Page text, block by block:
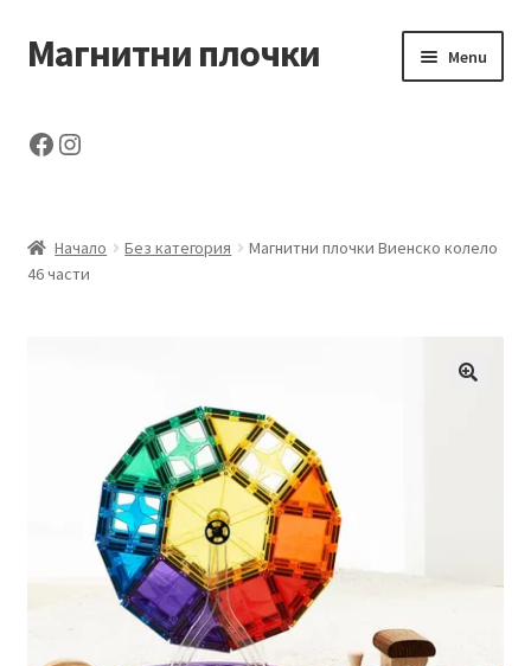
Skip
to
Skip
to
Магнитни плочки Menu
Поръчка
Facebook
Instagram
Начало Без категория
Магнитни плочки Виенско колело
46 части